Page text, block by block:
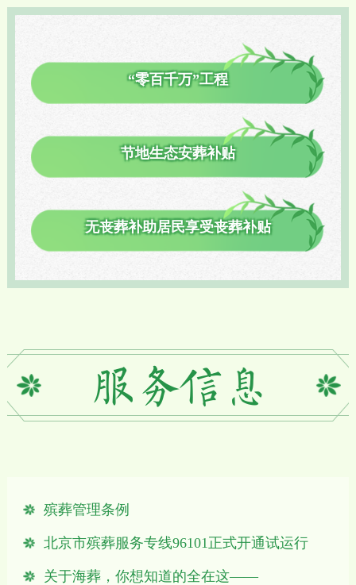
“零百千万”工程
节地生态安葬补贴
无丧葬补助居民享受丧葬补贴
殡葬管理条例
北京市殡葬服务专线96101正式开通试运行
关于海葬，你想知道的全在这——